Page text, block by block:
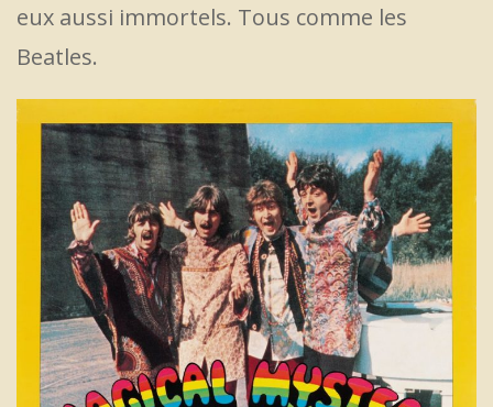
eux aussi immortels. Tous comme les
Beatles.